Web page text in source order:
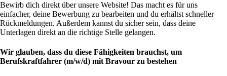
Bewirb dich direkt über unsere Website! Das macht es für uns
einfacher, deine Bewerbung zu bearbeiten und du erhältst schneller
Rückmeldungen. Außerdem kannst du sicher sein, dass deine
Unterlagen direkt an die richtige Stelle gelangen.
Wir glauben, dass du diese Fähigkeiten brauchst, um
Berufskraftfahrer (m/w/d) mit Bravour zu bestehen